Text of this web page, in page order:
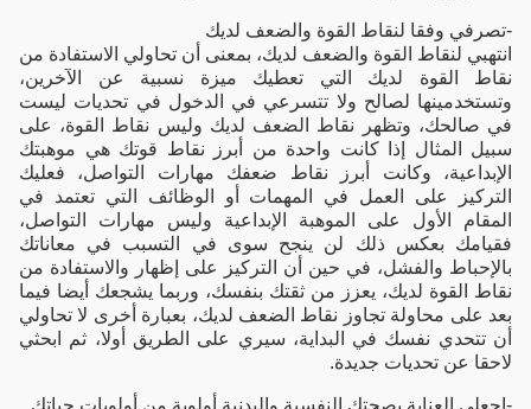
-تصرفي وفقا لنقاط القوة والضعف لديك
انتهبي لنقاط القوة والضعف لديك، بمعنى أن تحاولي الاستفادة من
نقاط القوة لديك التي تعطيك ميزة نسبية عن الآخرين،
وتستخدمينها لصالح ولا تتسرعي في الدخول في تحديات ليست
في صالحك، وتظهر نقاط الضعف لديك وليس نقاط القوة، على
سبيل المثال إذا كانت واحدة من أبرز نقاط قوتك هي موهبتك
الإبداعية، وكانت أبرز نقاط ضعفك مهارات التواصل، فعليك
التركيز على العمل في المهمات أو الوظائف التي تعتمد في
المقام الأول على الموهبة الإبداعية وليس مهارات التواصل،
فقيامك بعكس ذلك لن ينجح سوى في التسبب في معاناتك
بالإحباط والفشل، في حين أن التركيز على إظهار والاستفادة من
نقاط القوة لديك، يعزز من ثقتك بنفسك، وربما يشجعك أيضا فيما
بعد على محاولة تجاوز نقاط الضعف لديك، بعبارة أخرى لا تحاولي
أن تتحدي نفسك في البداية، سيري على الطريق أولا، ثم ابحثي
لاحقا عن تحديات جديدة.
-اجعلي العناية بصحتك النفسية والبدنية أولوية من أولويات حياتك